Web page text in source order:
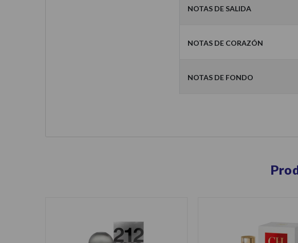
Notas de Salida
Notas de Corazón
Notas de Fondo